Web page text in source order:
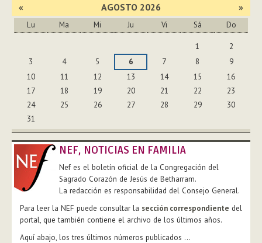
« AGOSTO 2026 »
Lu Ma Mi Ju Vi Sá Do
1
2
3
4 5 6 7 8
9
10
11 12 13 14 15
16
17
18 19 20 21 22
23
24
25 26 27 28 29
30
31
NEF, NOTICIAS EN FAMILIA
Nef es el boletín oficial de la Congregación del
Sagrado Corazón de Jesús de Betharram.
La redacción es responsabilidad del Consejo General.
Para leer la NEF puede consultar la sección correspondiente del
portal, que también contiene el archivo de los últimos años.
Aquí abajo, los tres últimos números publicados ...